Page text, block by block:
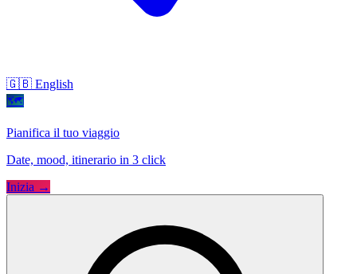
🇬🇧 English
🗺
Pianifica il tuo viaggio
Date, mood, itinerario in 3 click
Inizia →